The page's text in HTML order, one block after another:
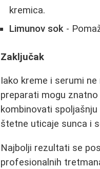
kremica.
Limunov sok -
Zaključak
Iako kreme i serumi
preparati mogu
kombinovati
štetne uticaje sunca i
Najbolji rezultati se
profesionalnih